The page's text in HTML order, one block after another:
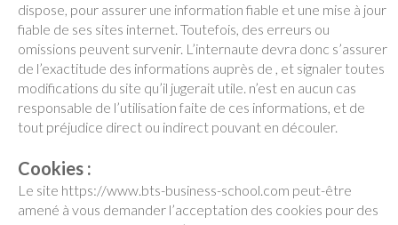
dispose, pour assurer une information fiable et une mise à jour
fiable de ses sites internet. Toutefois, des erreurs ou
omissions peuvent survenir. L’internaute devra donc s’assurer
de l’exactitude des informations auprès de , et signaler toutes
modifications du site qu’il jugerait utile. n’est en aucun cas
responsable de l’utilisation faite de ces informations, et de
tout préjudice direct ou indirect pouvant en découler.
Cookies :
Le site https://www.bts-business-school.com peut-être
amené à vous demander l’acceptation des cookies pour des